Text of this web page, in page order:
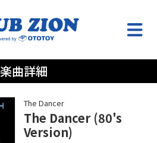
楽曲詳細
The Dancer
The Dancer (80's
Version)